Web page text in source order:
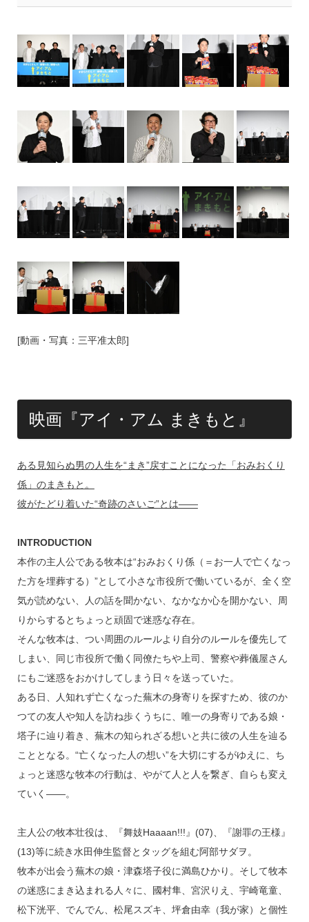
[動画・写真：三平准太郎]
映画『アイ・アム まきもと』
ある見知らぬ男の人生を“まき”戻すことになった「おみおくり
係」のまきもと。
彼がたどり着いた“奇跡のさいご”とは――
INTRODUCTION
本作の主人公である牧本は“おみおくり係（＝お一人で亡くなっ
た方を埋葬する）”として小さな市役所で働いているが、全く空
気が読めない、人の話を聞かない、なかなか心を開かない、周
りからするとちょっと頑固で迷惑な存在。
そんな牧本は、つい周囲のルールより自分のルールを優先して
しまい、同じ市役所で働く同僚たちや上司、警察や葬儀屋さん
にもご迷惑をおかけしてしまう日々を送っていた。
ある日、人知れず亡くなった蕪木の身寄りを探すため、彼のか
つての友人や知人を訪ね歩くうちに、唯一の身寄りである娘・
塔子に辿り着き、蕪木の知られざる想いと共に彼の人生を辿る
こととなる。“亡くなった人の想い”を大切にするがゆえに、ち
ょっと迷惑な牧本の行動は、やがて人と人を繋ぎ、自らも変え
ていく――。
主人公の牧本壮役は、『舞妓Haaaan!!!』(07)、『謝罪の王様』
(13)等に続き水田伸生監督とタッグを組む阿部サダヲ。
牧本が出会う蕪木の娘・津森塔子役に満島ひかり。そして牧本
の迷惑にまき込まれる人々に、國村隼、宮沢りえ、宇崎竜童、
松下洸平、でんでん、松尾スズキ、坪倉由幸（我が家）と個性